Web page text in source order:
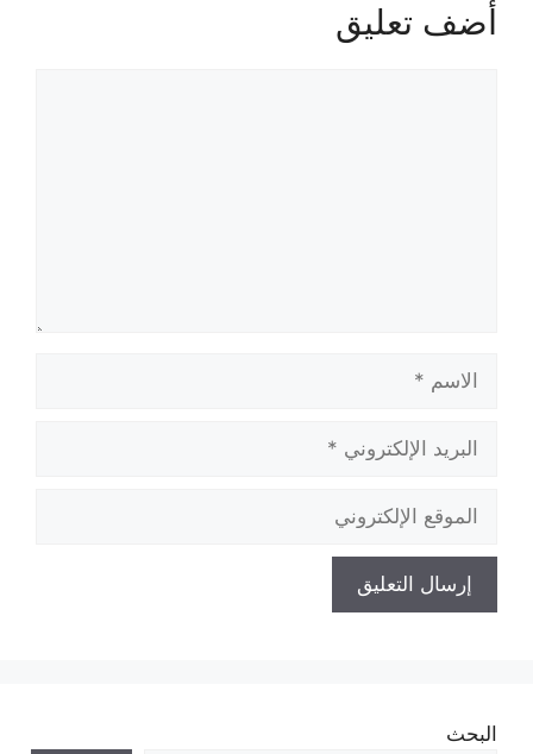
أضف تعليق
الاسم
البريد
الإلكتروني
الموقع
الإلكتروني
البحث